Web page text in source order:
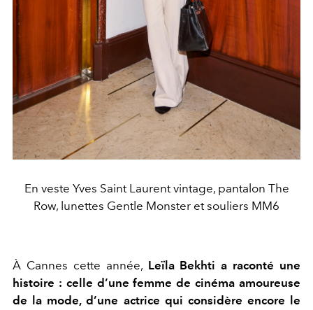
En veste Yves Saint Laurent vintage, pantalon The
Row, lunettes Gentle Monster et souliers MM6
À Cannes cette année, Leïla Bekhti a raconté une
histoire : celle d’une femme de cinéma amoureuse
de la mode, d’une actrice qui considère encore le